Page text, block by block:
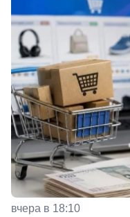
вчера в 18:10